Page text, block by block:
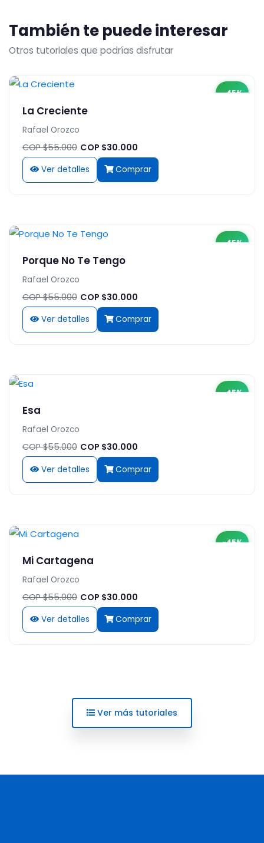
También te puede interesar
Otros tutoriales que podrías disfrutar
-45%
La Creciente
Rafael Orozco
COP $55.000 COP $30.000
Ver detalles Comprar
-45%
Porque No Te Tengo
Rafael Orozco
COP $55.000 COP $30.000
Ver detalles Comprar
-45%
Esa
Rafael Orozco
COP $55.000 COP $30.000
Ver detalles Comprar
-45%
Mi Cartagena
Rafael Orozco
COP $55.000 COP $30.000
Ver detalles Comprar
Ver más tutoriales